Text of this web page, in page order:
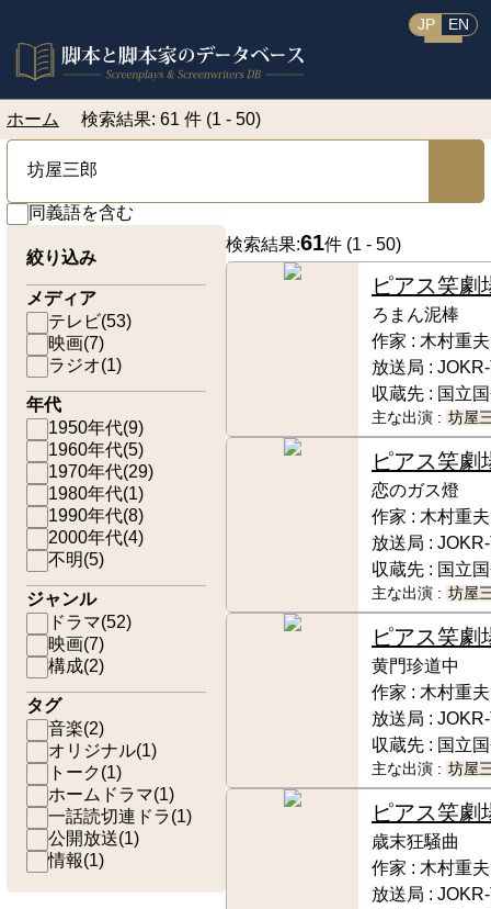
JP EN
ホーム 検索結果: 61 件 (1 - 50)
同義語を含む
絞り込み
メディア
テレビ(53)
映画(7)
ラジオ(1)
年代
1950年代(9)
1960年代(5)
1970年代(29)
1980年代(1)
1990年代(8)
2000年代(4)
不明(5)
ジャンル
ドラマ(52)
映画(7)
構成(2)
タグ
音楽(2)
オリジナル(1)
トーク(1)
ホームドラマ(1)
一話読切連ドラ(1)
公開放送(1)
情報(1)
検索結果:61件 (1 - 50)
ピアス笑劇
ろまん泥棒
作家 : 木村重夫
放送局 :
収蔵先 : 国立
主な出演 : 坊屋
ピアス笑劇
恋のガス燈
作家 : 木村重夫
放送局 :
収蔵先 : 国立
主な出演 : 坊屋
ピアス笑劇
黄門珍道中
作家 : 木村重夫
放送局 :
収蔵先 : 国立
主な出演 : 坊屋
ピアス笑劇
歳末狂騒曲
作家 : 木村重夫
放送局 :